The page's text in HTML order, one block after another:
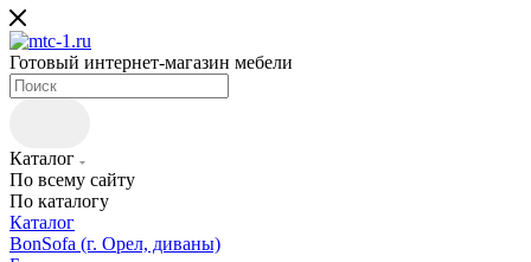
Готовый интернет-магазин мебели
Каталог
По всему сайту
По каталогу
Каталог
BonSofa (г. Орел, диваны)